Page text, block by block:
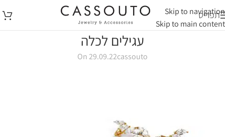
Skip to navigation
Skip to main content
תפריט
עגילים לכלה
cassouto
On 29.09.22